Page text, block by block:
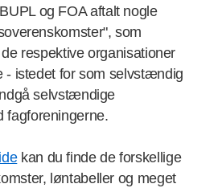
og FOA aftalt nogle
som
respektive organisationer
istedet for som selvstændig
selvstændige
fagforeningerne.
kan du finde de forskellige
løntabeller og meget